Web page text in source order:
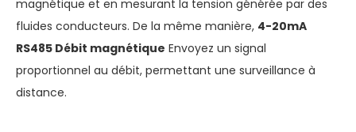
magnétique et en mesurant la tension générée par des
fluides conducteurs. De la même manière, 4-20mA
RS485 Débit magnétique Envoyez un signal
proportionnel au débit, permettant une surveillance à
distance.